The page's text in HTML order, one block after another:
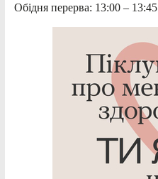
Обідня перерва: 13:00 – 13:45